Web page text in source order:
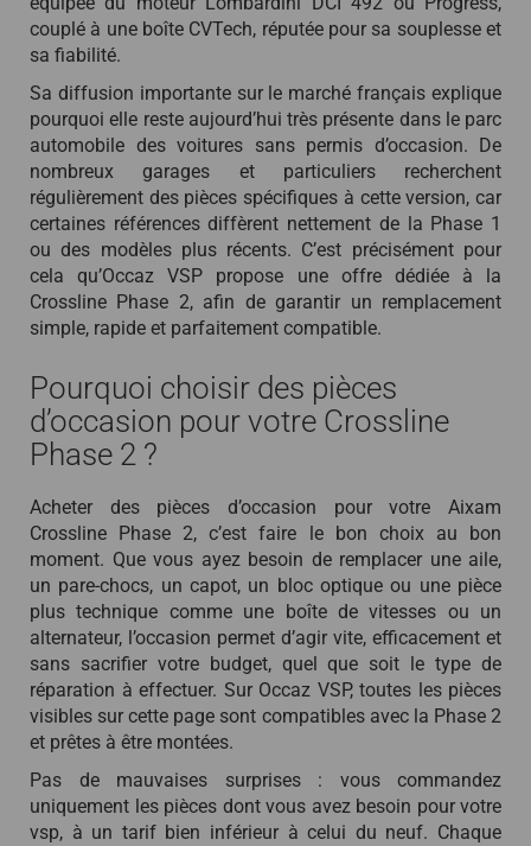
couplé à une boîte CVTech, réputée pour sa souplesse et
sa fiabilité.
Sa diffusion importante sur le marché français explique
pourquoi elle reste aujourd’hui très présente dans le parc
automobile des voitures sans permis d’occasion. De
nombreux garages et particuliers recherchent
régulièrement des pièces spécifiques à cette version, car
certaines références diffèrent nettement de la Phase 1
ou des modèles plus récents. C’est précisément pour
cela qu’Occaz VSP propose une offre dédiée à la
Crossline Phase 2, afin de garantir un remplacement
simple, rapide et parfaitement compatible.
Pourquoi choisir des pièces
d’occasion pour votre Crossline
Phase 2 ?
Acheter des pièces d’occasion pour votre Aixam
Crossline Phase 2, c’est faire le bon choix au bon
moment. Que vous ayez besoin de remplacer une aile,
un pare-chocs, un capot, un bloc optique ou une pièce
plus technique comme une boîte de vitesses ou un
alternateur, l’occasion permet d’agir vite, efficacement et
sans sacrifier votre budget, quel que soit le type de
réparation à effectuer. Sur Occaz VSP, toutes les pièces
visibles sur cette page sont compatibles avec la Phase 2
et prêtes à être montées.
Pas de mauvaises surprises : vous commandez
uniquement les pièces dont vous avez besoin pour votre
vsp, à un tarif bien inférieur à celui du neuf. Chaque